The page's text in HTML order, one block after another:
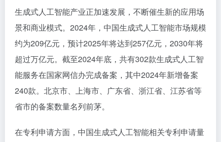
生成式人工智能产业正加速发展，不断催生新的应用场
景和商业模式。2024年，中国生成式人工智能市场规模
约为209亿元，预计2025年将达到257亿元，2030年将
超过万亿元。截至2024年底，共有302款生成式人工智
能服务在国家网信办完成备案，其中2024年新增备案
240款。北京市、上海市、广东省、浙江省、江苏省等
省市的备案数量名列前茅。
在专利申请方面，中国生成式人工智能相关专利申请量